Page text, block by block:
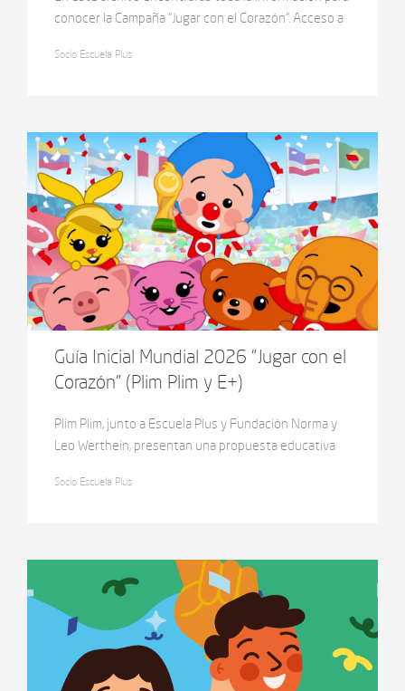
conocer la Campaña “Jugar con el Corazón”. Acceso a
Imprimible, Imágenes, Consejos y la Guía para trabajar
Socio Escuela Plus
Guía Inicial Mundial 2026 “Jugar con el
Corazón” (Plim Plim y E+)
Plim Plim, junto a Escuela Plus y Fundación Norma y
Leo Werthein, presentan una propuesta educativa
una experiencia significativa para niñas y niños del
Socio Escuela Plus